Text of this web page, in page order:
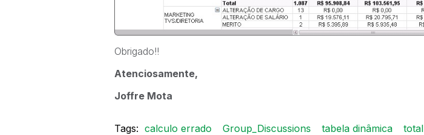
Obrigado!!
Atenciosamente,
Joffre Mota
Tags: calculo errado Group_Discussions tabela dinâmica total